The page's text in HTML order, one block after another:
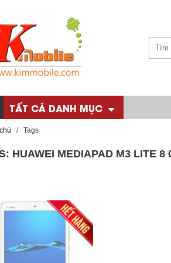
TẤT CẢ DANH MỤC
/ Tags
HUAWEI MEDIAPAD M3 LITE 8